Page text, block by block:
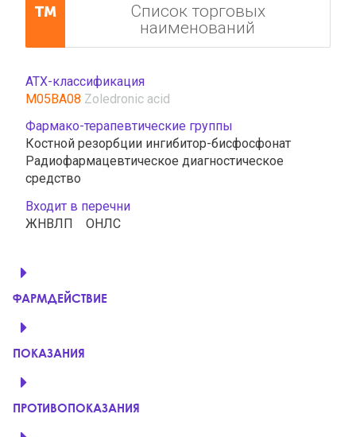
Список торговых
наименований
АТХ-классификация
M05BA08 Zoledronic acid
Фармако-терапевтические группы
Костной резорбции ингибитор-бисфосфонат
Радиофармацевтическое диагностическое
средство
Входит в перечни
ЖНВЛП
ОНЛС
ФАРМДЕЙСТВИЕ
ПОКАЗАНИЯ
ПРОТИВОПОКАЗАНИЯ